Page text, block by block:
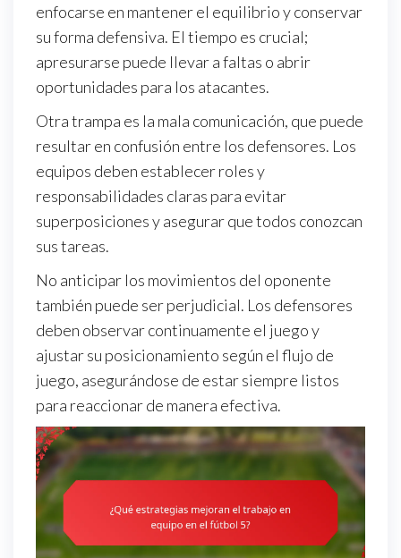
enfocarse en mantener el equilibrio y conservar
su forma defensiva. El tiempo es crucial;
apresurarse puede llevar a faltas o abrir
oportunidades para los atacantes.
Otra trampa es la mala comunicación, que puede
resultar en confusión entre los defensores. Los
equipos deben establecer roles y
responsabilidades claras para evitar
superposiciones y asegurar que todos conozcan
sus tareas.
No anticipar los movimientos del oponente
también puede ser perjudicial. Los defensores
deben observar continuamente el juego y
ajustar su posicionamiento según el flujo de
juego, asegurándose de estar siempre listos
para reaccionar de manera efectiva.